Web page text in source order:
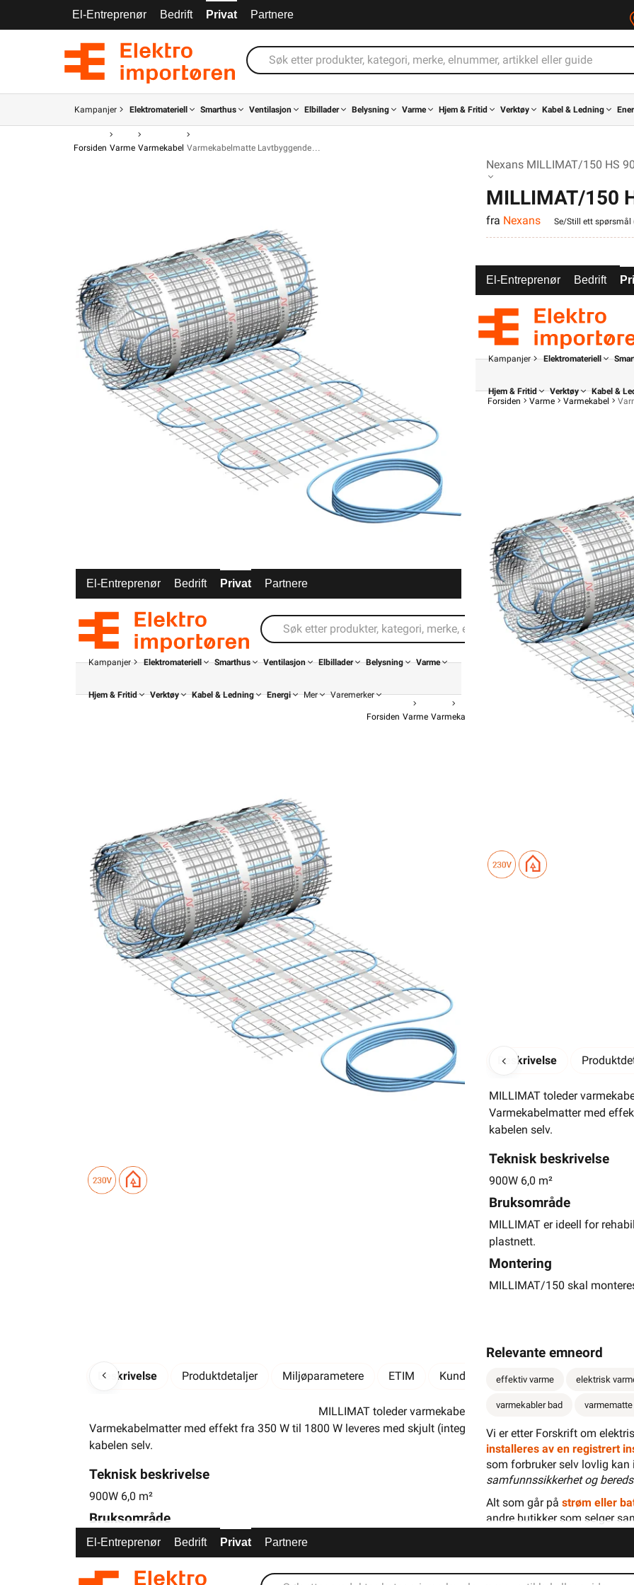
El-Entreprenør Bedrift Privat Partnere
Kampanjer Elektromateriell Smarthus Ventilasjon Elbillader Belysning Varme Hjem & Fritid Verktøy Kabel & Ledning
Forsiden Varme Varmekabel Varmekabelmatte Lavtbyggende
Nexans MILLIMAT/150 HS
MILLIMAT/150
fra Nexans Se/Still ett spørsmål
El-Entreprenør Bedrift Privat Partnere
Kampanjer Elektromateriell Smarthus Ventilasjon Elbillader Belysning Varme
Hjem & Fritid Verktøy Kabel & Ledning Energi Mer Varemerker
Forsiden Varme Varmekabel
MILLIMAT/
Begrenset antall!
4 909,-
-
Elektrisk materiell beregnet
900W 6,0 m²
Toleder
W/m²
For lavtbyggende gulv
Rehablitering av alle
Beskrivelse Produktdetaljer Miljøparametere ETIM Kundeomtale Spørsmål og svar
MILLIMAT toleder varmekabelmatte 150W/m2 for
Varmekabelmatter med effekt fra 350 W til 1800 W leveres med skjult (integrert) skjøt. Med dette bygger
kabelen selv.
Teknisk beskrivelse
900W 6,0 m²
Bruksområde
MILLIMAT er ideell for rehabilitering av alle romtyper. Kabelmatten består av en tynn toleder varmekabel som
plastnett.
Montering
El-Entreprenør Bedrift
Kampanjer Elektromateriell
Hjem & Fritid Verktøy Kabel &
Forsiden
Varme Varmekabel
Beskrivelse
MILLIMAT toleder
Varmekabelmatter med
kabelen selv.
Teknisk beskrivelse
900W 6,0 m²
Bruksområde
MILLIMAT er ideell for
plastnett.
Montering
MILLIMAT/150 skal
Relevante emneord
effektiv varme elektrisk
varmekabler bad varmematte
Vi er etter Forskrift om
installeres av en registrert
som forbruker selv lovlig kan
samfunnssikkerhet og
Alt som går på strøm eller
andre butikker som selger
El-Entreprenør Bedrift Privat Partnere